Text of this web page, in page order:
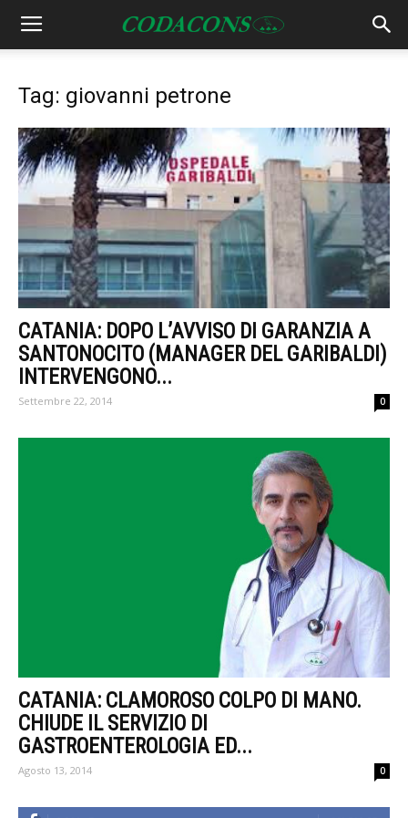
Tag: giovanni petrone
CATANIA: DOPO L’AVVISO DI GARANZIA A
SANTONOCITO (MANAGER DEL GARIBALDI)
INTERVENGONO...
Settembre 22, 2014 0
CATANIA: CLAMOROSO COLPO DI MANO.
CHIUDE IL SERVIZIO DI
GASTROENTEROLOGIA ED...
Agosto 13, 2014 0